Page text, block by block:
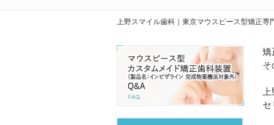
上野スマイル歯科｜東京マウスピース型矯正専
矯
そ
セ